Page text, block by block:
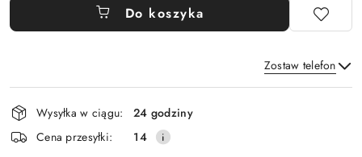
Do koszyka
Zostaw telefon
Wyślij
Dostępność
i
dostawa
Wysyłka w ciągu:
24 godziny
Cena przesyłki:
14